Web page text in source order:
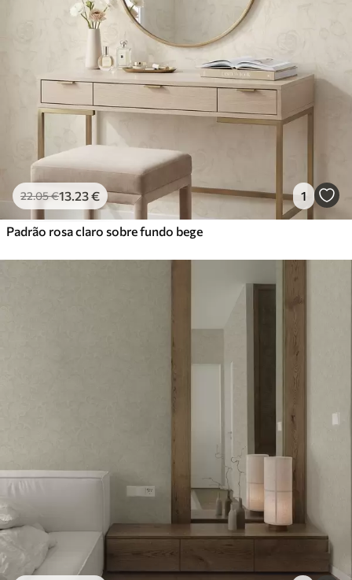
22.05€13.23€ 1
Padrão rosa claro sobre fundo bege